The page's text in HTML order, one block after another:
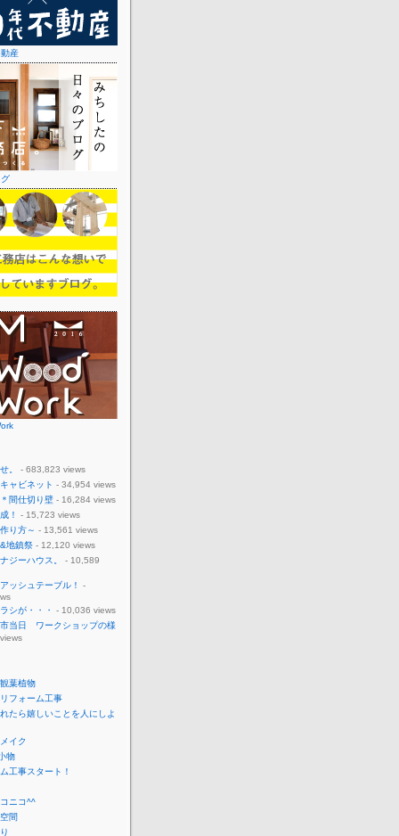
産
。
- 683,823 views
ャビネット - 34,954 views
間仕切り壁 - 16,284 views
！
- 15,723 views
り方～ - 13,561 views
地鎮祭 - 12,120 views
ジーハウス。
- 10,589
ッシュテーブル！
-
シが・・・
- 10,036 views
市当日 ワークショップの様
葉植物
フォーム工事
たら嬉しいことを人にしよ
イク
物
工事スタート！
ニコ^^
間